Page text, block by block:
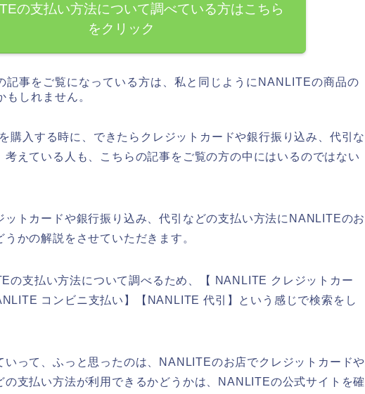
の支払い方法について調べている方はこちら
をクリック
記事をご覧になっている方は、私と同じようにNANLITEの商品の
しれません。
購入する時に、できたらクレジットカードや銀行振り込み、代引な
考えている人も、こちらの記事をご覧の方の中にはいるのではない
ットカードや銀行振り込み、代引などの支払い方法にNANLITEのお
かの解説をさせていただきます。
の支払い方法について調べるため、【 NANLITE クレジットカー
コンビニ支払い】【NANLITE 代引】という感じで検索をし
いって、ふっと思ったのは、NANLITEのお店でクレジットカードや
の支払い方法が利用できるかどうかは、NANLITEの公式サイトを確